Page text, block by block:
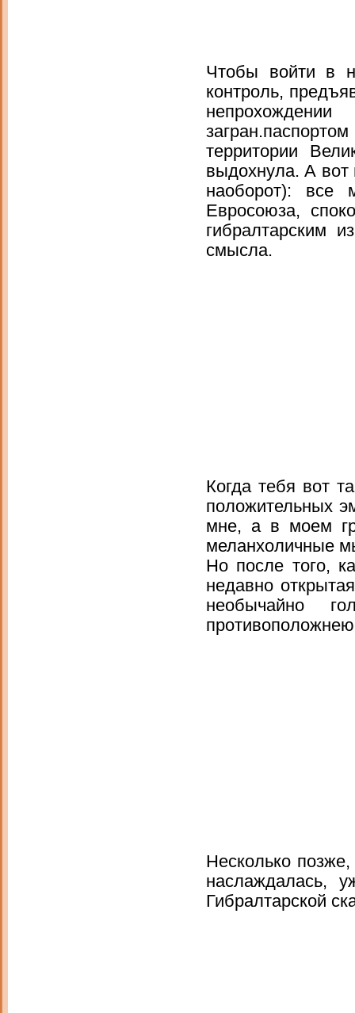
Чтобы войти в
контроль,
территории
выдохнула. А вот
наоборот): все
Евросоюза,
гибралтарским
смысла.
Когда тебя вот
положительных
мне, а в моем
меланхоличные
Но после того,
недавно
необычайно
противоположнею
Несколько
наслаждалась,
Гибралтарской